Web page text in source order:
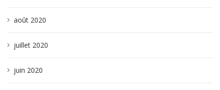
août 2020
juillet 2020
juin 2020